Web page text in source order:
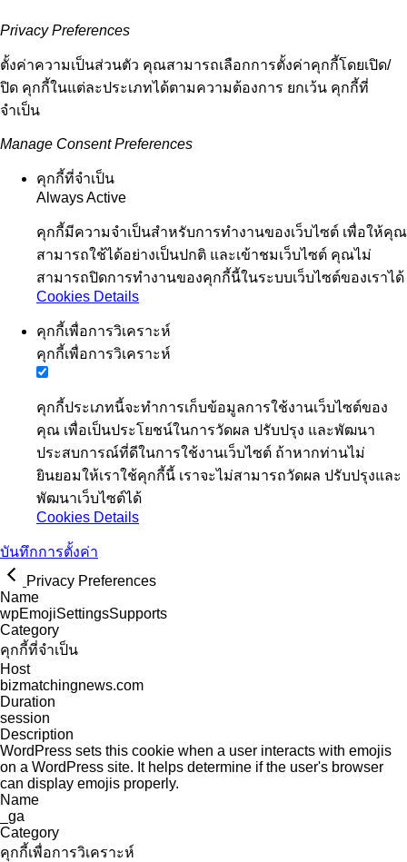
Privacy Preferences
ตั้งค่าความเป็นส่วนตัว คุณสามารถเลือกการตั้งค่าคุกกี้โดยเปิด/
ปิด คุกกี้ในแต่ละประเภทได้ตามความต้องการ ยกเว้น คุกกี้ที่
จำเป็น
Manage Consent Preferences
คุกกี้ที่จำเป็น
Always Active
คุกกี้มีความจำเป็นสำหรับการทำงานของเว็บไซต์ เพื่อให้คุณ
สามารถใช้ได้อย่างเป็นปกติ และเข้าชมเว็บไซต์ คุณไม่
สามารถปิดการทำงานของคุกกี้นี้ในระบบเว็บไซต์ของเราได้
Cookies Details
คุกกี้เพื่อการวิเคราะห์
คุกกี้เพื่อการวิเคราะห์
คุกกี้ประเภทนี้จะทำการเก็บข้อมูลการใช้งานเว็บไซต์ของ
คุณ เพื่อเป็นประโยชน์ในการวัดผล ปรับปรุง และพัฒนา
ประสบการณ์ที่ดีในการใช้งานเว็บไซต์ ถ้าหากท่านไม่
ยินยอมให้เราใช้คุกกี้นี้ เราจะไม่สามารถวัดผล ปรับปรุงและ
พัฒนาเว็บไซต์ได้
Cookies Details
บันทึกการตั้งค่า
Privacy Preferences
Name
wpEmojiSettingsSupports
Category
คุกกี้ที่จำเป็น
Host
bizmatchingnews.com
Duration
session
Description
WordPress sets this cookie when a user interacts with emojis
on a WordPress site. It helps determine if the user's browser
can display emojis properly.
Name
_ga
Category
คุกกี้เพื่อการวิเคราะห์